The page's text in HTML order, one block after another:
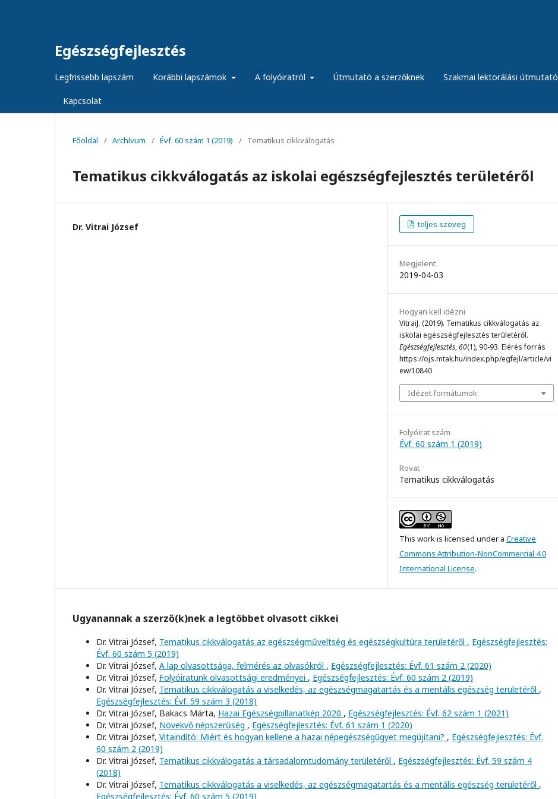
Egészségfejlesztés
Legfrissebb lapszám Korábbi lapszámok A folyóiratról Útmutató a szerzőknek Szakmai lektorálási útmutató
Kapcsolat
Főoldal / Archívum / Évf. 60 szám 1 (2019) / Tematikus cikkválogatás
Tematikus cikkválogatás az iskolai egészségfejlesztés területéről
Dr. Vitrai József teljes szöveg
Megjelent
2019-04-03
Hogyan kell idézni
VitraiJ. (2019). Tematikus cikkválogatás az
iskolai egészségfejlesztés területéről.
Egészségfejlesztés,60(1), 90-93. Elérés forrás
https://ojs.mtak.hu/index.php/egfejl/article/vi
ew/10840
Idézet formátumok
Folyóirat szám
Évf. 60 szám 1 (2019)
Rovat
Tematikus cikkválogatás
This work is licensed under a Creative
Commons Attribution-NonCommercial 4.0
International License.
Ugyanannak a szerző(k)nek a legtöbbet olvasott cikkei
Dr. Vitrai József, Tematikus cikkválogatás az egészségműveltség és egészségkultúra területéről , Egészségfejlesztés:
Évf. 60 szám 5 (2019)
Dr. Vitrai József, A lap olvasottsága, felmérés az olvasókról , Egészségfejlesztés: Évf. 61 szám 2 (2020)
Dr. Vitrai József, Folyóiratunk olvasottsági eredményei , Egészségfejlesztés: Évf. 60 szám 2 (2019)
Dr. Vitrai József, Tematikus cikkválogatás a viselkedés, az egészségmagatartás és a mentális egészség területéről ,
Egészségfejlesztés: Évf. 59 szám 3 (2018)
Dr. Vitrai József, Bakacs Márta, Hazai Egészségpillanatkép 2020 , Egészségfejlesztés: Évf. 62 szám 1 (2021)
Dr. Vitrai József, Növekvő népszerűség , Egészségfejlesztés: Évf. 61 szám 1 (2020)
Dr. Vitrai József, Vitaindító: Miért és hogyan kellene a hazai népegészségügyet megújítani? , Egészségfejlesztés: Évf.
60 szám 2 (2019)
Dr. Vitrai József, Tematikus cikkválogatás a társadalomtudomány területéről , Egészségfejlesztés: Évf. 59 szám 4
(2018)
Dr. Vitrai József, Tematikus cikkválogatás a viselkedés, az egészségmagatartás és a mentális egészség területéről ,
Egészségfejlesztés: Évf. 60 szám 5 (2019)